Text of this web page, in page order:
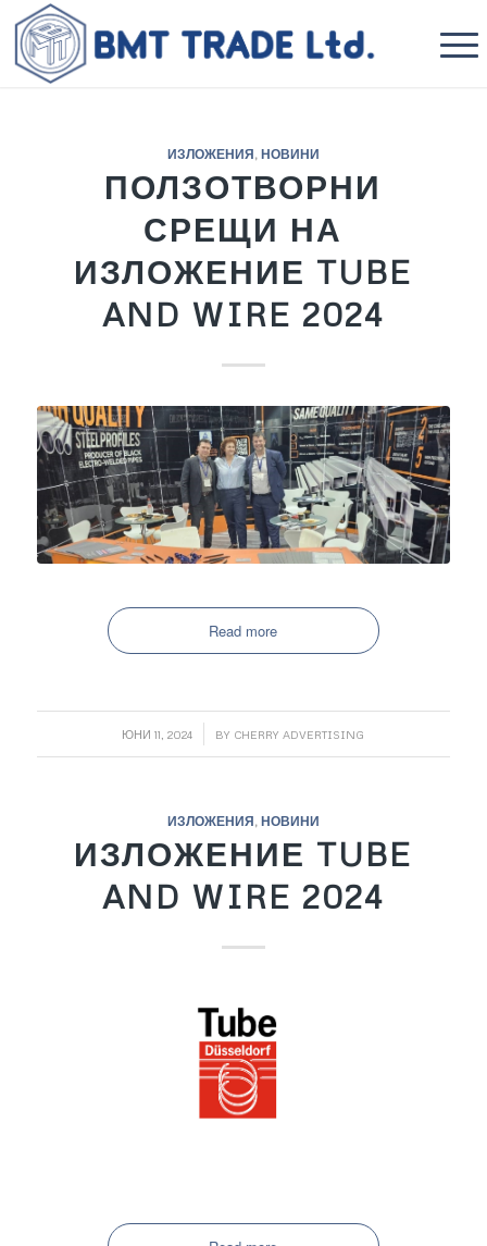
ИЗЛОЖЕНИЯ, НОВИНИ
ПОЛЗОТВОРНИ
СРЕЩИ НА
ИЗЛОЖЕНИЕ TUBE
AND WIRE 2024
Read more
ЮНИ 11, 2024
/ BY CHERRY ADVERTISING
ИЗЛОЖЕНИЯ, НОВИНИ
ИЗЛОЖЕНИЕ TUBE
AND WIRE 2024